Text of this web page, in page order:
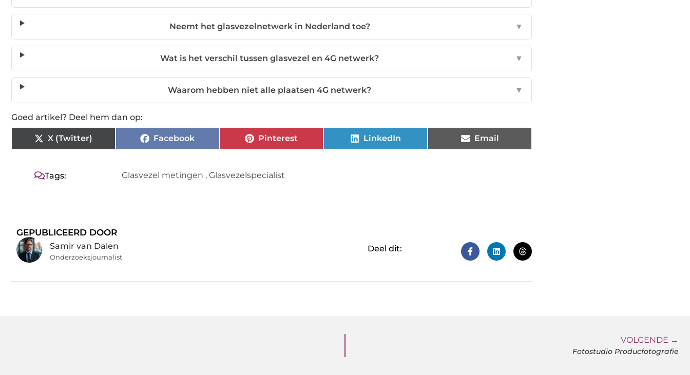
Neemt het glasvezelnetwerk in Nederland toe? ▼
Wat is het verschil tussen glasvezel en 4G netwerk? ▼
Waarom hebben niet alle plaatsen 4G netwerk? ▼
Goed artikel? Deel hem dan op:
X (Twitter) Facebook Pinterest LinkedIn Email
Tags: Glasvezel metingen , Glasvezelspecialist
GEPUBLICEERD DOOR
Samir van Dalen
Onderzoeksjournalist
Deel dit:
VOLGENDE →
Fotostudio Producfotografie